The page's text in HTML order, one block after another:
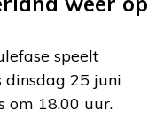
speelt
dinsdag 25 juni
om 18.00 uur.